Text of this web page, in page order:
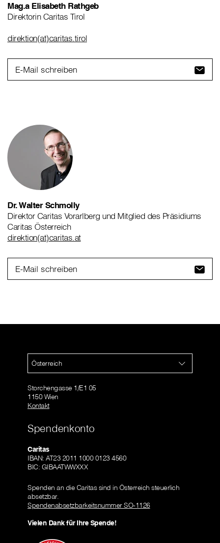
Mag.a Elisabeth Rathgeb
Direktorin Caritas Tirol
direktion(at)caritas.tirol
E-Mail schreiben
Dr. Walter Schmolly
Direktor Caritas Vorarlberg und Mitglied des Präsidiums
Caritas Österreich
direktion(at)caritas.at
E-Mail schreiben
Österreich
Storchengasse 1/E1 05
1150 Wien
Kontakt
Spendenkonto
Caritas
IBAN: AT23 2011 1000 0123 4560
BIC: GIBAATWWXXX
Spenden an die Caritas sind in Österreich steuerlich
absetzbar.
Spendenabsetzbarkeitsnummer SO-1126
Vielen Dank für Ihre Spende!